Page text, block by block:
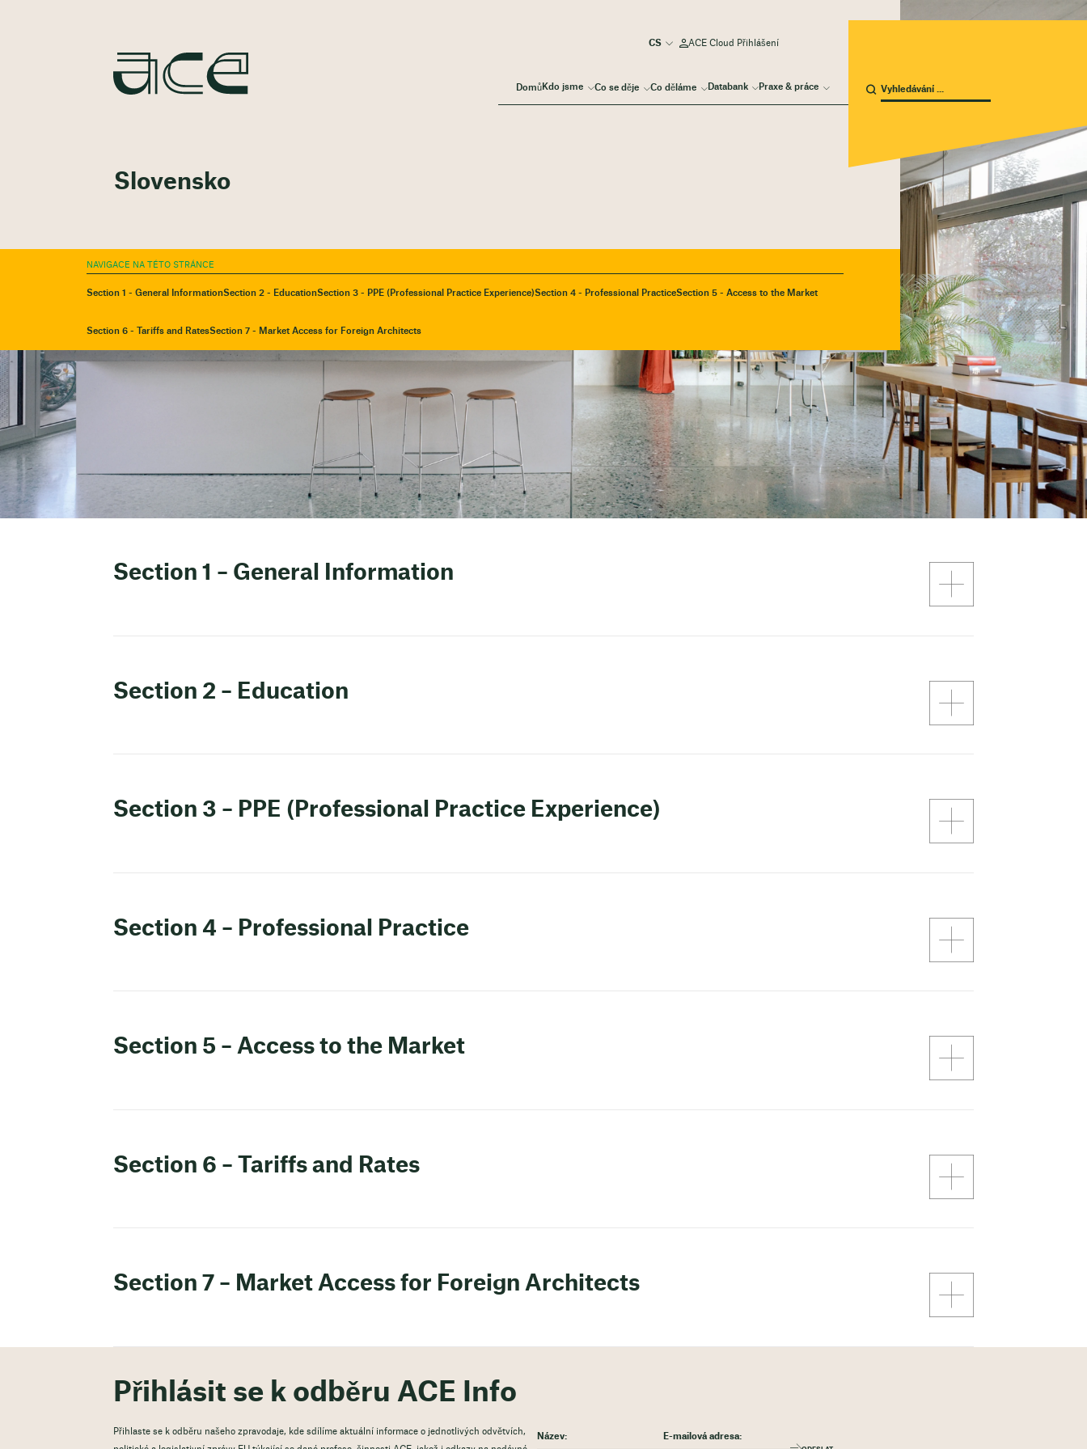
DomůKdo jsme Co se děje Co děláme Databank Praxe & práce
ACE Cloud Přihlášení
Slovensko
NAVIGACE NA TÉTO STRÁNCE
Section 1 - General InformationSection 2 - EducationSection 3 - PPE (Professional Practice Experience)Section 4 - Professional PracticeSection 5 - Access to the Market
Section 6 - Tariffs and RatesSection 7 - Market Access for Foreign Architects
Section 1 – General Information
Section 2 – Education
Section 3 – PPE (Professional Practice Experience)
Section 4 – Professional Practice
Section 5 – Access to the Market
Section 6 – Tariffs and Rates
Section 7 – Market Access for Foreign Architects
Přihlásit se k odběru ACE Info
Přihlaste se k odběru našeho zpravodaje, kde sdílíme aktuální informace o jednotlivých odvětvích,